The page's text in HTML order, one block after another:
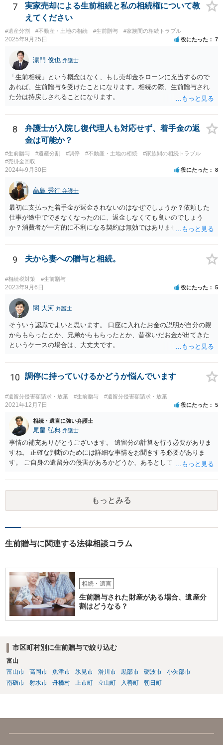
産を信託口に移し、受託者（信頼できる友人や専門職）に管理させ、
・生存中はあなたの生活費・介護費に優先充当 ・残余を友人や慈善団
体へ と使途を厳格に指定。相続ではなく信託帰属になるため、子の関
与を大きく排除できます。 ②遺言＋生命保険の組合せ 生活資金は手元
に残し、余剰資金で受取人を友人・団体にした保険を活用。保険金は
相続財産とは別枠で、遺留分対策にも有効と思われます。 ③負担付死
因贈与 「介護・見守り等を条件に、死亡時に財産を渡す」契約。条件
不履行なら無効にでき、老後の安心を担保できます。 ④ 寄附予約＋解
除条件 慈善団体への寄附を予約しつつ、資金不足時は解除できる条項
を設定。 などがあり得るかと思われます。
7
実家売却による生前相続と私の相続権について教
えてください
#遺産分割 #不動産・土地の相続 #生前贈与 #家族間の相続トラブル
2025年9月25日 役にたった 7
濵門 俊也 弁護士
「生前相続」という概念はなく、もし売却金をローンに充当するので
あれば、生前贈与を受けたことになります。相続の際、生前贈与され
た分は持戻しされることになります。
8
弁護士が入院し復代理人も対応せず、着手金の返
金は可能か？
#生前贈与 #遺産分割 #調停 #不動産・土地の相続
#家族間の相続トラブル
#売掛金回収
2024年9月30日 役にたった 8
高島 秀行 弁護士
最初に支払った着手金が返金されないのはなぜでしょうか？依頼した
仕事が途中でできなくなったのに、返金しなくても良いのでしょう
か？消費者が一方的に不利になる契約は無効ではありませんか？
務があると思います。 倒れた弁護士が所属する弁護士会に相談さ
れた方がよいと思います。 倒れた弁護士は脳梗塞で倒れたようで
選任したのか 即ち、復代理人の選任は有効なのかという問題もあ
ると思います。
9 夫から妻への贈与と相続。
#相続税対策 #生前贈与
2023年9月6日 役にたった 5
関 大河 弁護士
そういう認識でよいと思います。 口座に入れたお金の説明が自分の親
からもらったとか、兄弟からもらったとか、昔稼いだお金が出てきた
というケースの場合は、大丈夫です。
10 調停に持っていけるかどうか悩んでいます
#遺留分侵害額請求・放棄 #生前贈与 #遺留分侵害額請求・放棄
2021年12月7日 役にたった 5
相続・遺言に強い弁護士
尾畠 弘典 弁護士
事情の補充ありがとうございます。 遺留分の計算を行う必要がありま
すね。 正確な判断のためには詳細な事情をお聞きする必要がありま
す。 ご自身の遺留分の侵害があるかどうか、あるとしてどの程度の金
相談されるのが良いと思います。
もっとみる
生前贈与に関連する法律相談コラム
相続・遺言
生前贈与された財産がある場合、遺産分
割はどうなる？
市区町村別に生前贈与で絞り込む
富山
富山市
高岡市 魚津市 氷見市 滑川市 黒部市 砺波市
小矢部市
南砺市
射水市 舟橋村 上市町 立山町 入善町 朝日町